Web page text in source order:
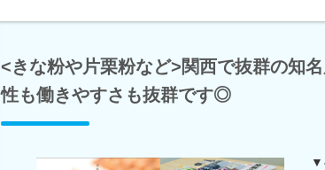
<きな粉や片栗粉など>関西で抜群の知
性も働きやすさも抜群です◎
▼